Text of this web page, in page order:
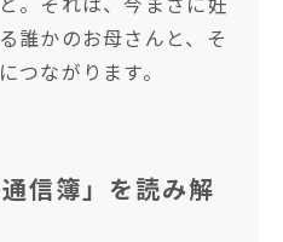
。それは、今まさに妊
誰かのお母さんと、そ
つながります。
信簿」を読み解